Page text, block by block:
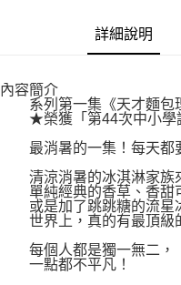
博客來商品配送方式
每筆NT$80，滿NT$1,000(
詳細說明
內容簡介
系列第一集《天才麵包理
★榮獲「第44次中小學
最消暑的一集！每天都
清涼消暑的冰淇淋家族
單純經典的香草、香甜
或是加了跳跳糖的流星
世界上，真的有最頂級
每個人都是獨一無二，
一點都不平凡！